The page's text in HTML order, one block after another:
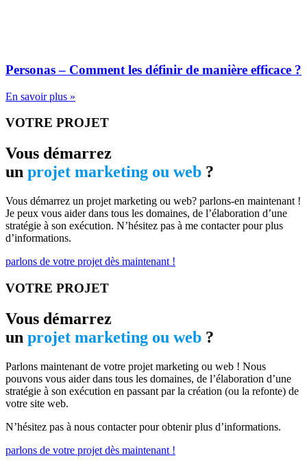
Personas – Comment les définir de manière efficace ?
En savoir plus »
VOTRE PROJET
Vous démarrez
un projet marketing ou web ?
Vous démarrez un projet marketing ou web? parlons-en maintenant !
Je peux vous aider dans tous les domaines, de l’élaboration d’une
stratégie à son exécution. N’hésitez pas à me contacter pour plus
d’informations.
parlons de votre projet dès maintenant !
VOTRE PROJET
Vous démarrez
un projet marketing ou web ?
Parlons maintenant de votre projet marketing ou web ! Nous
pouvons vous aider dans tous les domaines, de l’élaboration d’une
stratégie à son exécution en passant par la création (ou la refonte) de
votre site web.
N’hésitez pas à nous contacter pour obtenir plus d’informations.
parlons de votre projet dès maintenant !